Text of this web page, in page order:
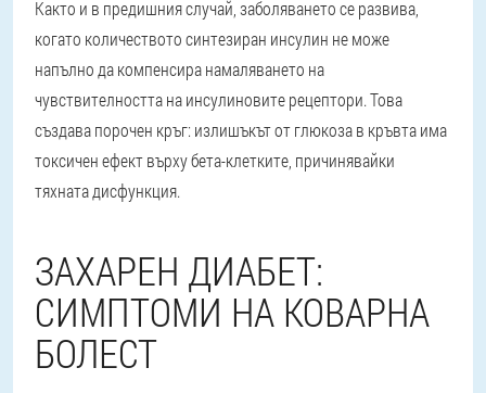
Както и в предишния случай, заболяването се развива,
когато количеството синтезиран инсулин не може
напълно да компенсира намаляването на
чувствителността на инсулиновите рецептори. Това
създава порочен кръг: излишъкът от глюкоза в кръвта има
токсичен ефект върху бета-клетките, причинявайки
тяхната дисфункция.
ЗАХАРЕН ДИАБЕТ:
СИМПТОМИ НА КОВАРНА
БОЛЕСТ